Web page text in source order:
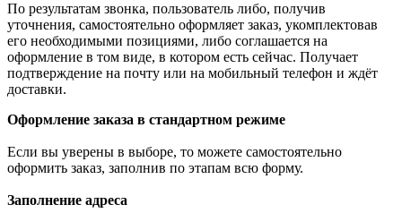
По результатам звонка, пользователь либо, получив
уточнения, самостоятельно оформляет заказ, укомплектовав
его необходимыми позициями, либо соглашается на
оформление в том виде, в котором есть сейчас. Получает
подтверждение на почту или на мобильный телефон и ждёт
доставки.
Оформление заказа в стандартном режиме
Если вы уверены в выборе, то можете самостоятельно
оформить заказ, заполнив по этапам всю форму.
Заполнение адреса